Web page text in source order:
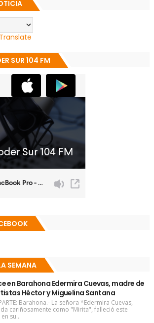
Translate
SUR 104 FM
SEMANA
en Barahona Edermira Cuevas, madre de
Héctor y Miguelina Santana
Barahona.- La señora *Edermira Cuevas,
cariñosamente como "Mirita", falleció este
su...